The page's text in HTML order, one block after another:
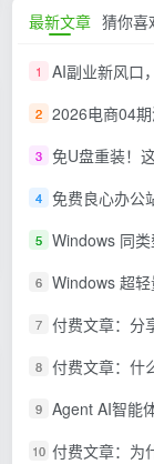
掌握100个实用剪辑方法，让你的视频加速上热门
最新文章 猜你喜
1 AI副业新风口，一
2 2026电商04期淘宝直通车课｜关
3 免U盘重装！这工具让小白也可快速
4 免费良心办公站！全站100000+海量
5 Windows 同类型产品，我只想吹爆它！
6 Windows 超轻量的C盘管家！超级有
7 付费文章：分享10条
8 付费文章：什么
9 Agent AI智能体零到一系统课；零基
10 付费文章：为什